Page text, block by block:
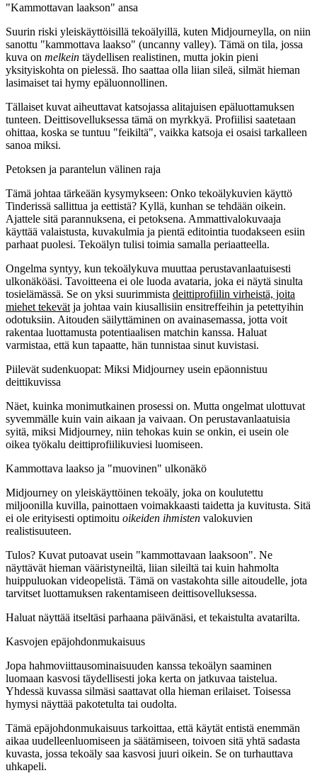
"Kammottavan laakson" ansa
Suurin riski yleiskäyttöisillä tekoälyillä, kuten Midjourneylla, on niin
sanottu "kammottava laakso" (uncanny valley). Tämä on tila, jossa
kuva on melkein täydellisen realistinen, mutta jokin pieni
yksityiskohta on pielessä. Iho saattaa olla liian sileä, silmät hieman
lasimaiset tai hymy epäluonnollinen.
Tällaiset kuvat aiheuttavat katsojassa alitajuisen epäluottamuksen
tunteen. Deittisovelluksessa tämä on myrkkyä. Profiilisi saatetaan
ohittaa, koska se tuntuu "feikiltä", vaikka katsoja ei osaisi tarkalleen
sanoa miksi.
Petoksen ja parantelun välinen raja
Tämä johtaa tärkeään kysymykseen: Onko tekoälykuvien käyttö
Tinderissä sallittua ja eettistä? Kyllä, kunhan se tehdään oikein.
Ajattele sitä parannuksena, ei petoksena. Ammattivalokuvaaja
käyttää valaistusta, kuvakulmia ja pientä editointia tuodakseen esiin
parhaat puolesi. Tekoälyn tulisi toimia samalla periaatteella.
Ongelma syntyy, kun tekoälykuva muuttaa perustavanlaatuisesti
ulkonäköäsi. Tavoitteena ei ole luoda avataria, joka ei näytä sinulta
tosielämässä. Se on yksi suurimmista deittiprofiilin virheistä, joita
miehet tekevät ja johtaa vain kiusallisiin ensitreffeihin ja petettyihin
odotuksiin. Aitouden säilyttäminen on avainasemassa, jotta voit
rakentaa luottamusta potentiaalisen matchin kanssa. Haluat
varmistaa, että kun tapaatte, hän tunnistaa sinut kuvistasi.
Piilevät sudenkuopat: Miksi Midjourney usein epäonnistuu
deittikuvissa
Näet, kuinka monimutkainen prosessi on. Mutta ongelmat ulottuvat
syvemmälle kuin vain aikaan ja vaivaan. On perustavanlaatuisia
syitä, miksi Midjourney, niin tehokas kuin se onkin, ei usein ole
oikea työkalu deittiprofiilikuviesi luomiseen.
Kammottava laakso ja "muovinen" ulkonäkö
Midjourney on yleiskäyttöinen tekoäly, joka on koulutettu
miljoonilla kuvilla, painottaen voimakkaasti taidetta ja kuvitusta. Sitä
ei ole erityisesti optimoitu oikeiden ihmisten valokuvien
realistisuuteen.
Tulos? Kuvat putoavat usein "kammottavaan laaksoon". Ne
näyttävät hieman vääristyneiltä, liian sileiltä tai kuin hahmolta
huippuluokan videopelistä. Tämä on vastakohta sille aitoudelle, jota
tarvitset luottamuksen rakentamiseen deittisovelluksessa.
Haluat näyttää itseltäsi parhaana päivänäsi, et tekaistulta avatarilta.
Kasvojen epäjohdonmukaisuus
Jopa hahmoviittausominaisuuden kanssa tekoälyn saaminen
luomaan kasvosi täydellisesti joka kerta on jatkuvaa taistelua.
Yhdessä kuvassa silmäsi saattavat olla hieman erilaiset. Toisessa
hymysi näyttää pakotetulta tai oudolta.
Tämä epäjohdonmukaisuus tarkoittaa, että käytät entistä enemmän
aikaa uudelleenluomiseen ja säätämiseen, toivoen sitä yhtä sadasta
kuvasta, jossa tekoäly saa kasvosi juuri oikein. Se on turhauttava
uhkapeli.